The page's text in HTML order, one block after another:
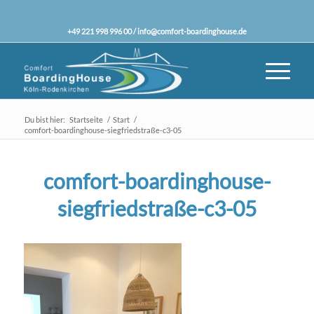
+49 221 998 996 00 /info@comfort-boardinghouse.de
Du bist hier: Startseite / Start /
comfort-boardinghouse-siegfriedstraße-c3-05
comfort-boardinghouse-
siegfriedstraße-c3-05